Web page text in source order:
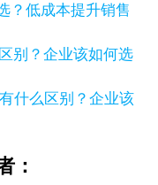
？低成本提升销售
什么区别？企业该
：